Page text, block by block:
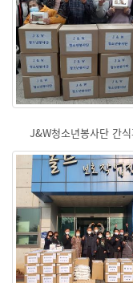
J&W청소년봉사단 간
<2021.01.12>